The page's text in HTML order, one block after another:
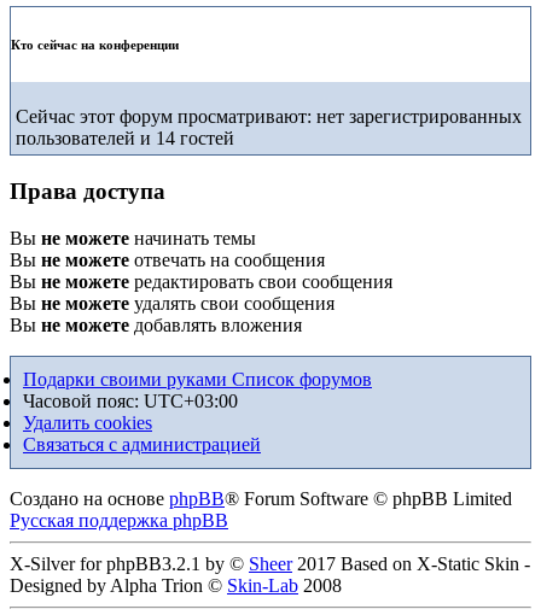
Кто сейчас на конференции
Сейчас этот форум просматривают: нет зарегистрированных
пользователей и 14 гостей
Права доступа
Вы не можете начинать темы
Вы не можете отвечать на сообщения
Вы не можете редактировать свои сообщения
Вы не можете удалять свои сообщения
Вы не можете добавлять вложения
Подарки своими руками Список форумов
Часовой пояс: UTC+03:00
Удалить cookies
Связаться с администрацией
Создано на основе phpBB® Forum Software © phpBB Limited
Русская поддержка phpBB
X-Silver for phpBB3.2.1 by © Sheer2017 Based on X-Static Skin -
Designed by Alpha Trion © Skin-Lab 2008